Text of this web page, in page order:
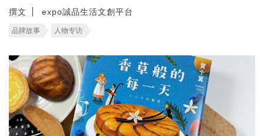
撰文 expo誠品生活文創平台
品牌故事 人物专访